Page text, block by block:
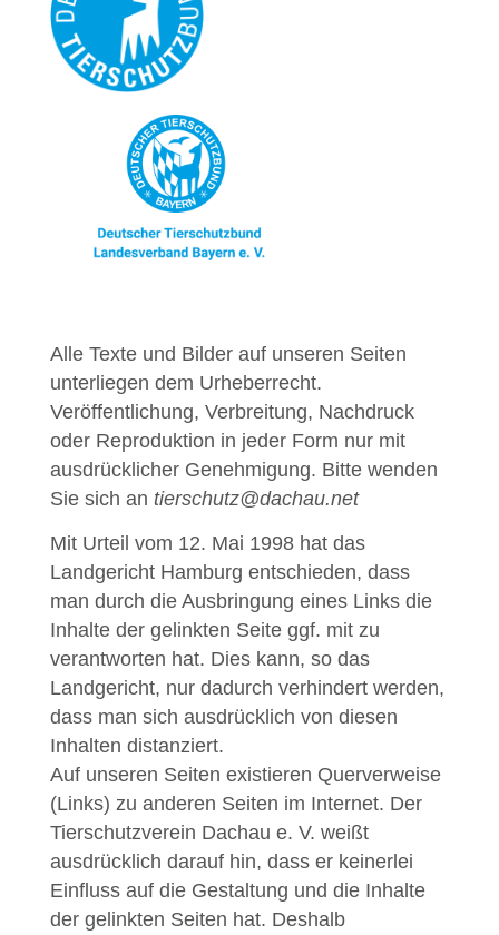
Alle Texte und Bilder auf unseren Seiten
unterliegen dem Urheberrecht.
Veröffentlichung, Verbreitung, Nachdruck
oder Reproduktion in jeder Form nur mit
ausdrücklicher Genehmigung. Bitte wenden
Sie sich an tierschutz@dachau.net
Mit Urteil vom 12. Mai 1998 hat das
Landgericht Hamburg entschieden, dass
man durch die Ausbringung eines Links die
Inhalte der gelinkten Seite ggf. mit zu
verantworten hat. Dies kann, so das
Landgericht, nur dadurch verhindert werden,
dass man sich ausdrücklich von diesen
Inhalten distanziert.
Auf unseren Seiten existieren Querverweise
(Links) zu anderen Seiten im Internet. Der
Tierschutzverein Dachau e. V. weißt
ausdrücklich darauf hin, dass er keinerlei
Einfluss auf die Gestaltung und die Inhalte
der gelinkten Seiten hat. Deshalb